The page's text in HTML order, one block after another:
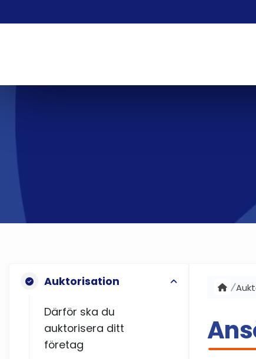
Auktorisation
Därför ska du
auktorisera ditt
företag